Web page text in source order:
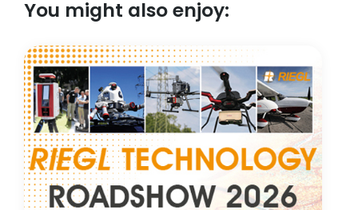
You might also enjoy: